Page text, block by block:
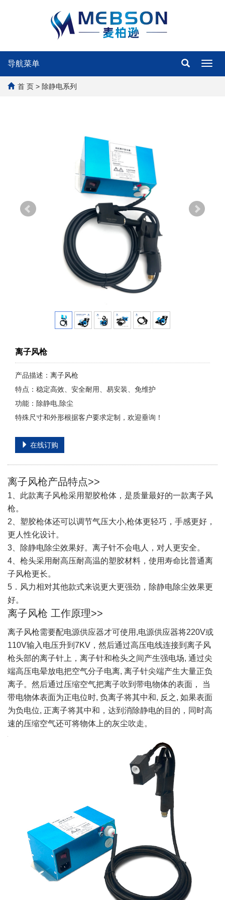
导航菜单
首 页 > 除静电系列
离子风枪
产品描述：离子风枪
特点：稳定高效、安全耐用、易安装、免维护
功能：除静电,除尘
特殊尺寸和外形根据客户要求定制，欢迎垂询！
在线订购
离子风枪产品特点>>
1、此款离子风枪采用塑胶枪体，是质量最好的一款离子风
枪。
2、塑胶枪体还可以调节气压大小,枪体更轻巧，手感更好，
更人性化设计。
3、除静电除尘效果好。离子针不会电人，对人更安全。
4、枪头采用耐高压耐高温的塑胶材料，使用寿命比普通离
子风枪更长。
5．风力相对其他款式来说更大更强劲，除静电除尘效果更
好。
离子风枪 工作原理>>
离子风枪需要配电源供应器才可使用,电源供应器将220V或
110V输入电压升到7KV，然后通过高压电线连接到离子风
枪头部的离子针上，离子针和枪头之间产生强电场, 通过尖
端高压电晕放电把空气分子电离, 离子针尖端产生大量正负
离子。然后通过压缩空气把离子吹到带电物体的表面， 当
带电物体表面为正电位时, 负离子将其中和, 反之, 如果表面
为负电位, 正离子将其中和，达到消除静电的目的，同时高
速的压缩空气还可将物体上的灰尘吹走。